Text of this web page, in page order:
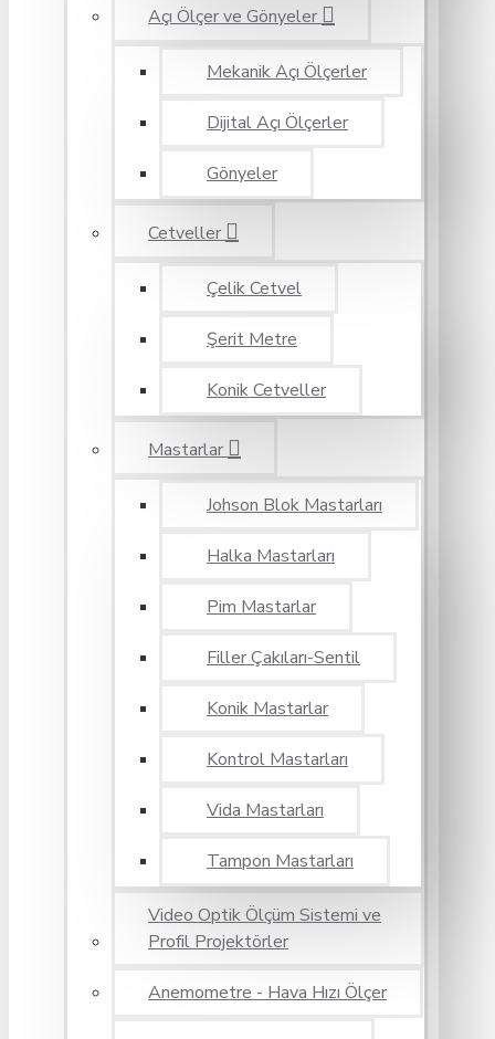
Açı Ölçer ve Gönyeler
Mekanik Açı Ölçerler
Dijital Açı Ölçerler
Gönyeler
Cetveller
Çelik Cetvel
Şerit Metre
Konik Cetveller
Mastarlar
Johson Blok Mastarları
Halka Mastarları
Pim Mastarlar
Filler Çakıları-Sentil
Konik Mastarlar
Kontrol Mastarları
Vida Mastarları
Tampon Mastarları
Video Optik Ölçüm Sistemi ve
Profil Projektörler
Anemometre - Hava Hızı Ölçer